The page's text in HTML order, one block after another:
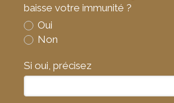
baisse votre immunité ?
Oui
Non
Si oui, précisez